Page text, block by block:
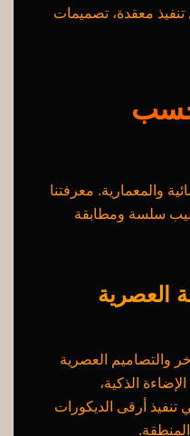
معقدة، تصميمات
حسب
والمعمارية. معرفتنا
سلسة ومطابقة
العصرية
والتصاميم العصرية
الذكية،
أرقى الديكورات